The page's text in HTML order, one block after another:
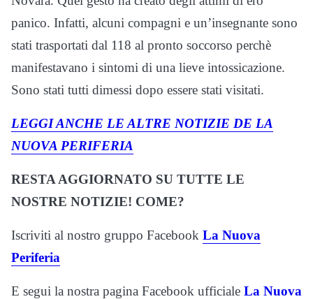
panico. Infatti, alcuni compagni e un’insegnante sono
stati trasportati dal 118 al pronto soccorso perchè
manifestavano i sintomi di una lieve intossicazione.
Sono stati tutti dimessi dopo essere stati visitati.
LEGGI ANCHE LE ALTRE NOTIZIE DE LA
NUOVA PERIFERIA
RESTA AGGIORNATO SU TUTTE LE
NOSTRE NOTIZIE! COME?
Iscriviti al nostro gruppo Facebook La Nuova
Periferia
E segui la nostra pagina Facebook ufficiale La Nuova